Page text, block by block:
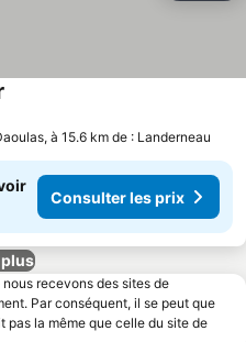
à 15.6 km de : Landerneau
Consulter les prix
recevons des sites de
Par conséquent, il se peut que
pas la même que celle du site de